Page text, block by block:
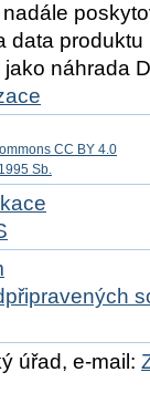
data produktu
jako náhrada
CC BY 4.0
Sb.
úřad, e-mail: